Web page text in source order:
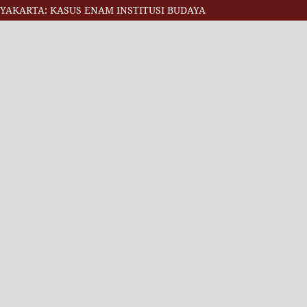
KASUS ENAM INSTITUSI BUDAYA